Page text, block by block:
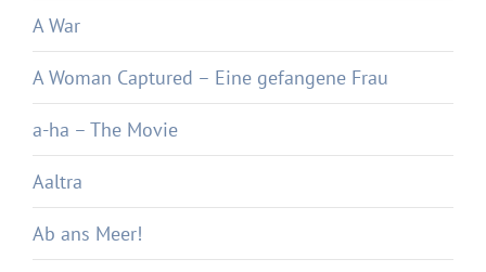
A War
A Woman Captured – Eine gefangene Frau
a-ha – The Movie
Aaltra
Ab ans Meer!